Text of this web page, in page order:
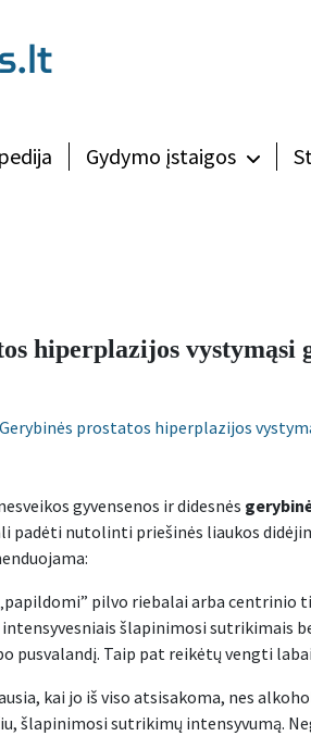
Gydymo įstaigos
hiperplazijos
Gerybinės prostatos hiperplazijos
gyvensenos ir didesnės
padėti nutolinti priešinės liaukos
pilvo riebalai arba centrinio
šlapinimosi sutrikimais
pusvalandį. Taip pat reikėtų vengti
kai jo iš viso atsisakoma, nes
šlapinimosi sutrikimų intensyvumą.